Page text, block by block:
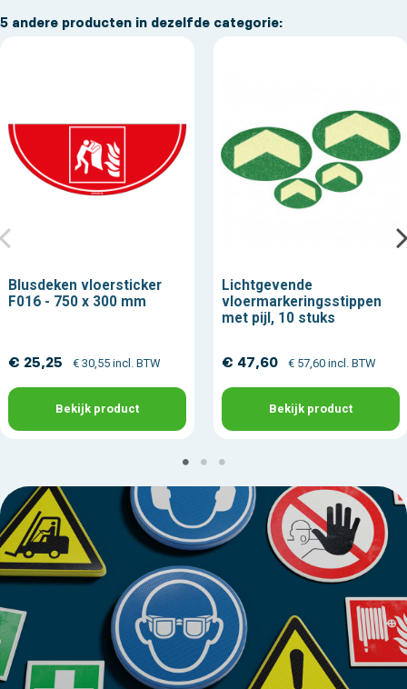
5 andere producten in dezelfde categorie:
Blusdeken vloersticker
F016 - 750 x 300 mm
€ 25,25 € 30,55 incl. BTW
Bekijk product
Lichtgevende
vloermarkeringsstippen
met pijl, 10 stuks
€ 47,60 € 57,60 incl. BTW
Bekijk product